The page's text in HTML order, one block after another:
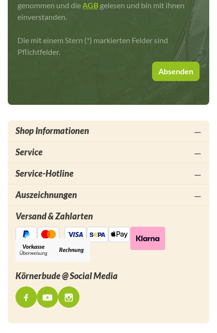
genommen und dieAGB gelesen und bin mit ihnen
einverstanden.
Die mit einem Stern (*) markierten Felder sind
Pflichtfelder.
Absenden
Shop Informationen
Service
Service-Hotline
Auszeichnungen
Versand & Zahlarten
Körnerbude @ Social Media